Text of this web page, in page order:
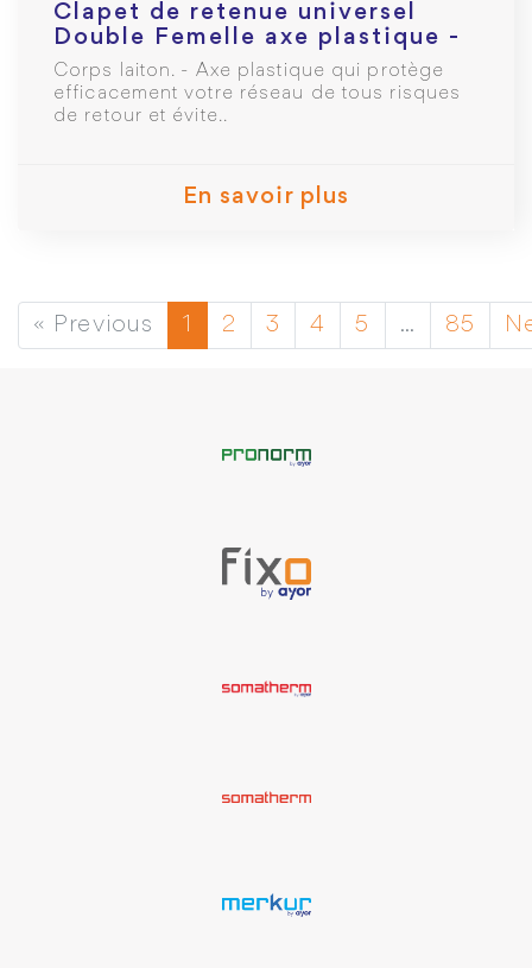
Clapet de retenue universel
Double Femelle axe plastique -
1/2
Corps laiton. - Axe plastique qui protège
efficacement votre réseau de tous risques
de retour et évite..
En savoir plus
« Previous 1 2 3 4 5 … 85